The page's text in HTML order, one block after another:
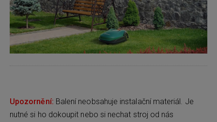
Upozornění: Balení neobsahuje instalační materiál. Je
nutné si ho dokoupit nebo si nechat stroj od nás